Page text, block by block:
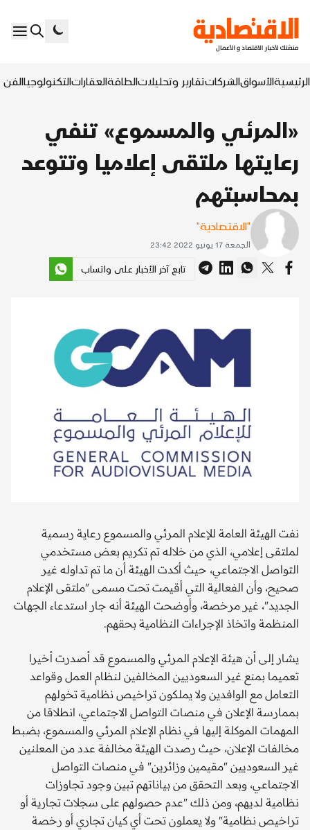
الرئيسيةالأسواقالشركاتتقارير وتحليلاتالطاقةالعقاراتالتكنولوجياالفن
«المرئي والمسموع» تنفي
رعايتها ملتقى إعلاميا وتتوعد
بمحاسبتهم
"الاقتصادية"
الجمعة 17 يونيو 2022 23:42
تابع آخر الأخبار على واتساب
نفت الهيئة العامة للإعلام المرئي والمسموع رعاية رسمية
لملتقى إعلامي، الذي من خلاله تم تكريم بعض مستخدمي
التواصل الاجتماعي، حيث أكدت الهيئة أن ما تم تداوله غير
صحيح، وأن الفعالية التي أقيمت تحت مسمى "ملتقى الإعلام
الجديد"، غير مرخصة، وأوضحت الهيئة أنه جار استدعاء الجهات
المنظمة واتخاذ الإجراءات النظامية بحقهم.
يشار إلى أن هيئة الإعلام المرئي والمسموع قد أصدرت أخيرا
تعميما بمنع غير السعوديين المخالفين لنظام العمل وقواعد
التعامل مع الوافدين ولا يملكون تراخيص نظامية تخولهم
بممارسة الإعلان في منصات التواصل الاجتماعي، انطلاقا من
المهمات الموكلة إليها في نظام الإعلام المرئي والمسموع، بضبط
مخالفات الإعلان، حيث رصدت الهيئة مخالفة عدد من المعلنين
غير السعوديين "مقيمين وزائرين" في منصات التواصل
الاجتماعي، وبعد التحقق من بياناتهم تبين وجود تجاوزات
نظامية لديهم، ومن ذلك "عدم حصولهم على سجلات تجارية أو
تراخيص نظامية" ولا يعملون تحت أي كيان تجاري أو رخصة